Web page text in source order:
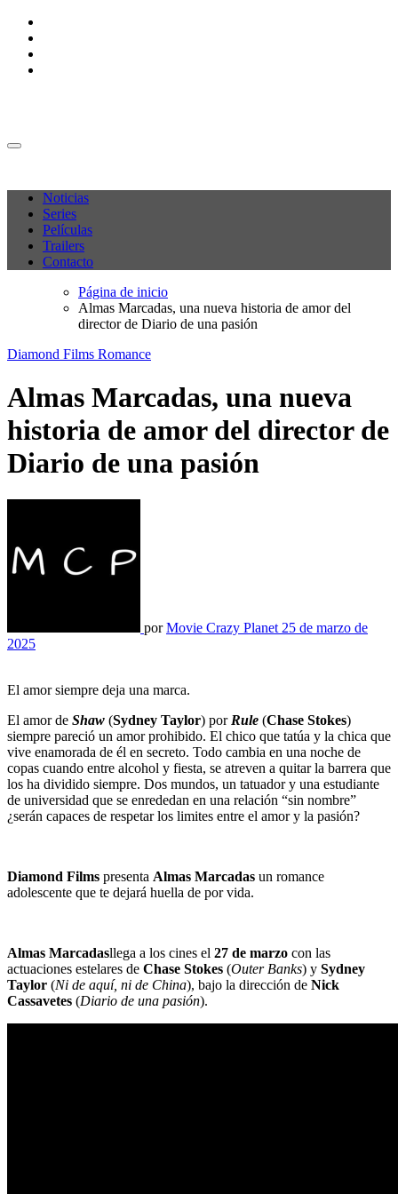
contenido
Noticias
Series
Películas
Trailers
Contacto
Página de inicio
Almas Marcadas, una nueva historia de amor del
director de Diario de una pasión
Diamond Films Romance
Almas Marcadas, una nueva
historia de amor del director de
Diario de una pasión
porMovie Crazy Planet 25 de marzo de
2025
El amor siempre deja una marca.
El amor de Shaw (Sydney Taylor) por Rule (Chase Stokes)
siempre pareció un amor prohibido. El chico que tatúa y la chica que
vive enamorada de él en secreto. Todo cambia en una noche de
copas cuando entre alcohol y fiesta, se atreven a quitar la barrera que
los ha dividido siempre. Dos mundos, un tatuador y una estudiante
de universidad que se enrededan en una relación “sin nombre”
¿serán capaces de respetar los limites entre el amor y la pasión?
Diamond Films presenta Almas Marcadas un romance
adolescente que te dejará huella de por vida.
Almas Marcadasllega a los cines el 27 de marzo con las
actuaciones estelares de Chase Stokes (Outer Banks) y Sydney
Taylor (Ni de aquí, ni de China), bajo la dirección de Nick
Cassavetes (Diario de una pasión).